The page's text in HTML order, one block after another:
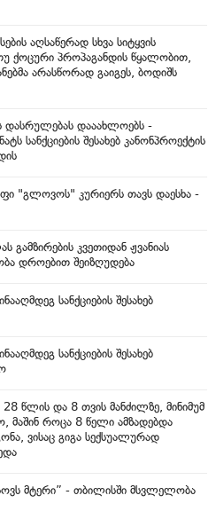
აღსაწერად სხვა სიტყვის
ქოცური პროპაგანდის წყალობით,
არასწორად გაიგეს, ბოდიშს
დასრულებას დააახლოებს -
სანქციების შესახებ კანონპროექტის
"გლოვოს" კურიერს თავს დაესხა -
გამზირების კვეთიდან ჟვანიას
დროებით შეიზღუდება
სანქციების შესახებ
სანქციების შესახებ
წლის და 8 თვის მანძილზე, მინიმუმ
მაშინ როცა 8 წელი ამზადებდა
ვისაც გიგა სექსუალურად
მტერი” - თბილისში მსვლელობა